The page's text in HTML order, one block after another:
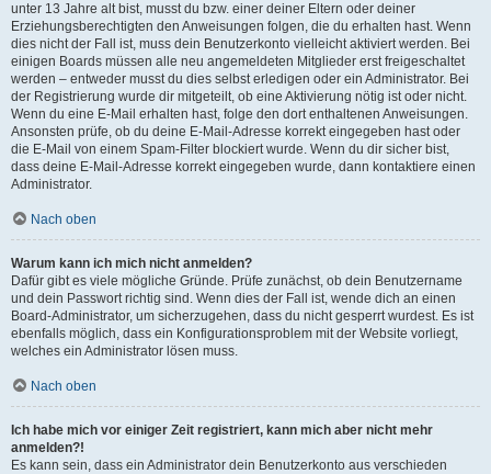
unter 13 Jahre alt bist, musst du bzw. einer deiner Eltern oder deiner
Erziehungsberechtigten den Anweisungen folgen, die du erhalten hast. Wenn
dies nicht der Fall ist, muss dein Benutzerkonto vielleicht aktiviert werden. Bei
einigen Boards müssen alle neu angemeldeten Mitglieder erst freigeschaltet
werden – entweder musst du dies selbst erledigen oder ein Administrator. Bei
der Registrierung wurde dir mitgeteilt, ob eine Aktivierung nötig ist oder nicht.
Wenn du eine E-Mail erhalten hast, folge den dort enthaltenen Anweisungen.
Ansonsten prüfe, ob du deine E-Mail-Adresse korrekt eingegeben hast oder
die E-Mail von einem Spam-Filter blockiert wurde. Wenn du dir sicher bist,
dass deine E-Mail-Adresse korrekt eingegeben wurde, dann kontaktiere einen
Administrator.
Nach oben
Warum kann ich mich nicht anmelden?
Dafür gibt es viele mögliche Gründe. Prüfe zunächst, ob dein Benutzername
und dein Passwort richtig sind. Wenn dies der Fall ist, wende dich an einen
Board-Administrator, um sicherzugehen, dass du nicht gesperrt wurdest. Es ist
ebenfalls möglich, dass ein Konfigurationsproblem mit der Website vorliegt,
welches ein Administrator lösen muss.
Nach oben
Ich habe mich vor einiger Zeit registriert, kann mich aber nicht mehr
anmelden?!
Es kann sein, dass ein Administrator dein Benutzerkonto aus verschieden